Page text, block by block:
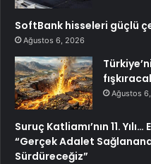
SoftBank hisseleri güçlü
Ağustos 6, 2026
Ağustos
Suruç Katliamı’nın 11.
“Gerçek Adalet
Sürdüreceğiz”